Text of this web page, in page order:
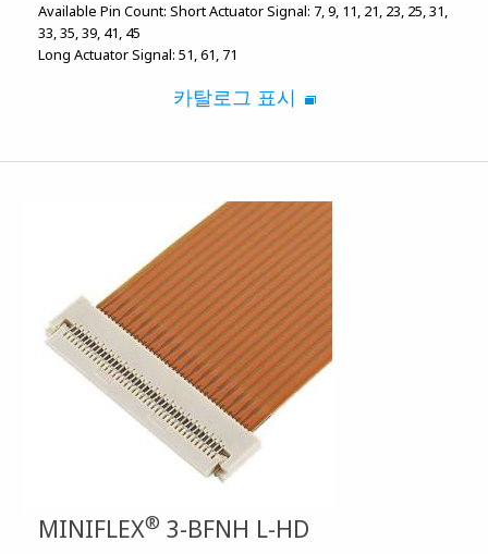
Available Pin Count: Short Actuator Signal: 7, 9, 11, 21, 23, 25, 31,
33, 35, 39, 41, 45
Long Actuator Signal: 51, 61, 71
카탈로그 표시
MINIFLEX® 3-BFNH L-HD